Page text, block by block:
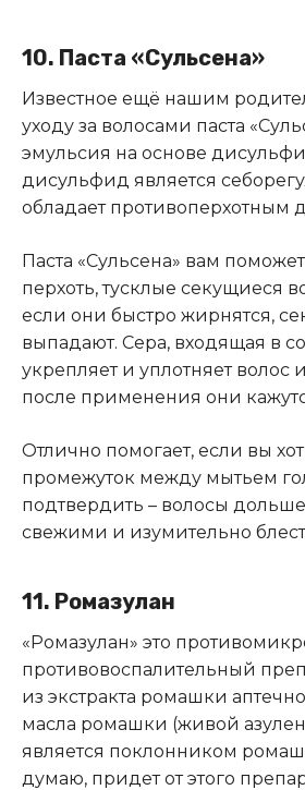
10. Паста «Сульсена»
Известное ещё нашим
уходу за волосами паста
эмульсия на основе
дисульфид является
обладает противоперхотным
Паста «Сульсена» вам
перхоть, тусклые секущиеся
если они быстро жирнятся,
выпадают. Сера, входящая в
укрепляет и уплотняет волос
после применения они
Отлично помогает, если вы
промежуток между мытьем
подтвердить – волосы дольше
свежими и изумительно
11. Ромазулан
«Ромазулан» это
противовоспалительный
из экстракта ромашки
масла ромашки (живой
является поклонником
думаю, придет от этого